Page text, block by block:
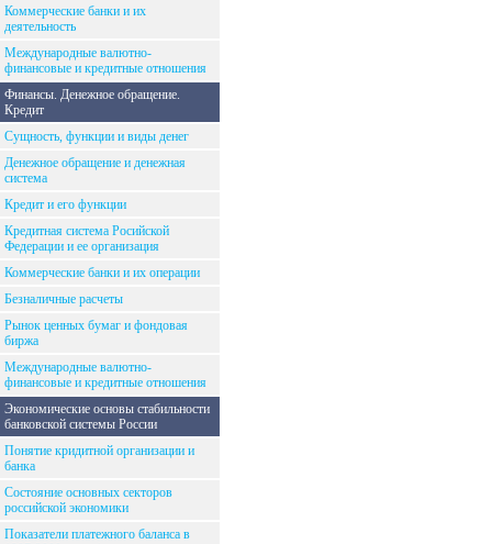
Коммерческие банки и их
деятельность
Международные валютно-
финансовые и кредитные отношения
Финансы. Денежное обращение.
Кредит
Сущность, функции и виды денег
Денежное обращение и денежная
система
Кредит и его функции
Кредитная система Росийской
Федерации и ее организация
Коммерческие банки и их операции
Безналичные расчеты
Рынок ценных бумаг и фондовая
биржа
Международные валютно-
финансовые и кредитные отношения
Экономические основы стабильности
банковской системы России
Понятие кридитной организации и
банка
Состояние основных секторов
российской экономики
Показатели платежного баланса в